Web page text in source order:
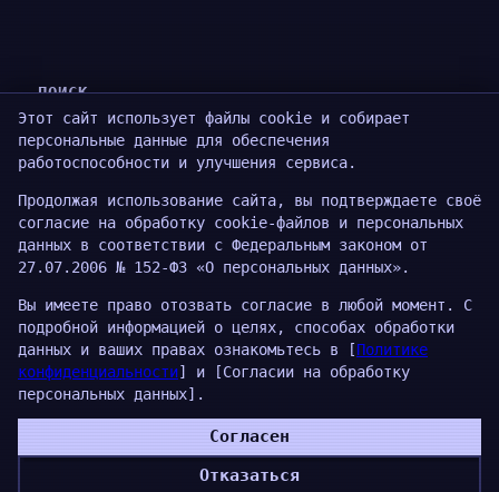
ПОИСК
Search
АЙТИБУБЕН
TG · MAX
Proudly powered byWordPress
Этот сайт использует файлы cookie и собирает
персональные данные для обеспечения
работоспособности и улучшения сервиса.
Продолжая использование сайта, вы подтверждаете своё
согласие на обработку cookie-файлов и персональных
данных в соответствии с Федеральным законом от
27.07.2006 № 152-ФЗ «О персональных данных».
Вы имеете право отозвать согласие в любой момент. С
подробной информацией о целях, способах обработки
данных и ваших правах ознакомьтесь в [Политике
конфиденциальности] и [Согласии на обработку
персональных данных].
Согласен
Отказаться